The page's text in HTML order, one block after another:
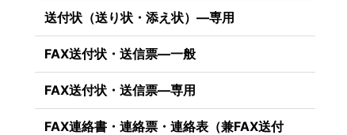
送付状（送り状・添え状）―専用
FAX送付状・送信票―一般
FAX送付状・送信票―専用
FAX連絡書・連絡票・連絡表（兼FAX送付